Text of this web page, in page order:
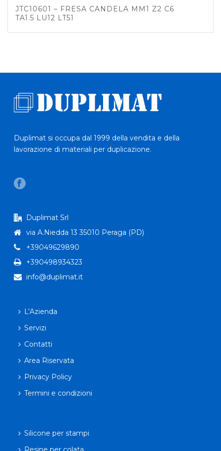
JTC10601 – FRESA CANDELA MM1 Z2 C6
TA1.5 LU12 LT51
Duplimat si occupa dal 1999 della vendita e della
lavorazione di materiali per duplicazione.
Duplimat Srl
via A.Niedda 13 35010 Peraga (PD)
+39049629890
+390498934323
info@duplimat.it
L’Azienda
Servizi
Contatti
Area Riservata
Privacy Policy
Termini e condizioni
Silicone per stampi